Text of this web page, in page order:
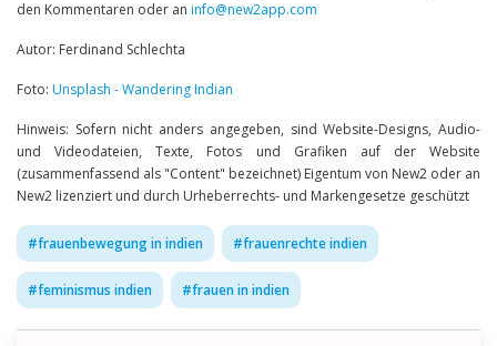
den Kommentaren oder an info@new2app.com
Autor: Ferdinand Schlechta
Foto: Unsplash - Wandering Indian
Hinweis: Sofern nicht anders angegeben, sind Website-Designs, Audio-
und Videodateien, Texte, Fotos und Grafiken auf der Website
(zusammenfassend als "Content" bezeichnet) Eigentum von New2 oder an
New2 lizenziert und durch Urheberrechts- und Markengesetze geschützt
#frauenbewegung in indien #frauenrechte indien
#feminismus indien #frauen in indien